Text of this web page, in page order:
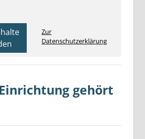
Zur
Datenschutzerklärung
gehört